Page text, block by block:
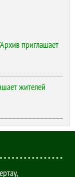
приглашает
жителей